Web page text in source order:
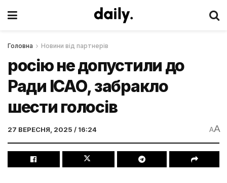
Головна Новини від партнерів
росію не допустили до
Ради ІСАО, забракло
шести голосів
27 ВЕРЕСНЯ, 2025 / 16:24 AA